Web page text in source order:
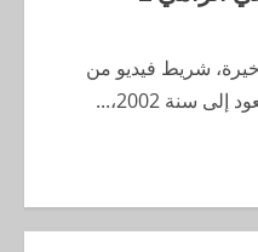
شريط فيديو من
سنة 2002،...
اللائحة الجهوية
عندها الدم برتقالي…
ماكاين لا إسبانيا
دائرة إقليم بركان
الله باسم الفريق